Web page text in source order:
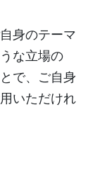
身のテーマ
な立場の
で、ご自身
いただけれ